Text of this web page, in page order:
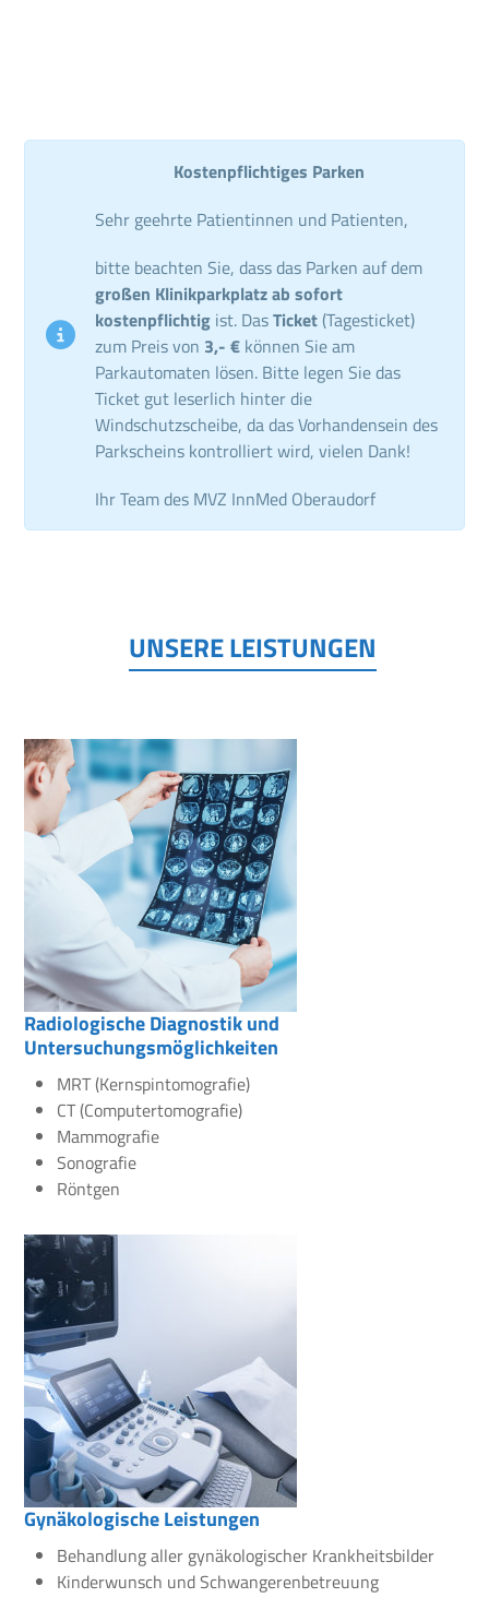
Kostenpflichtiges Parken
Sehr geehrte Patientinnen und Patienten,
bitte beachten Sie, dass das Parken auf dem
großen Klinikparkplatz ab sofort
kostenpflichtig ist. DasTicket (Tagesticket)
zum Preis von 3,- € können Sie am
Parkautomaten lösen. Bitte legen Sie das
Ticket gut leserlich hinter die
Windschutzscheibe, da das Vorhandensein des
Parkscheins kontrolliert wird, vielen Dank!
Ihr Team des MVZ InnMed Oberaudorf
UNSERE LEISTUNGEN
Radiologische Diagnostik und
Untersuchungsmöglichkeiten
MRT (Kernspintomografie)
CT (Computertomografie)
Mammografie
Sonografie
Röntgen
Gynäkologische Leistungen
Behandlung aller gynäkologischer Krankheitsbilder
Kinderwunsch und Schwangerenbetreuung